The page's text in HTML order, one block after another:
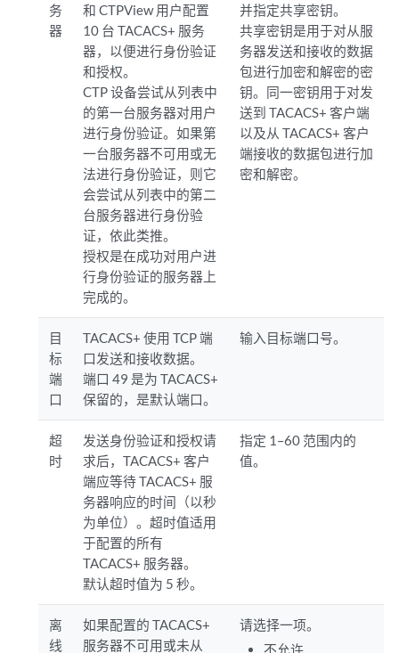
务
器
和 CTPView 用户配置
10 台 TACACS+ 服务
器，以便进行身份验证
和授权。
CTP 设备尝试从列表中
的第一台服务器对用户
进行身份验证。如果第
一台服务器不可用或无
法进行身份验证，则它
会尝试从列表中的第二
台服务器进行身份验
证，依此类推。
授权是在成功对用户进
行身份验证的服务器上
完成的。
并指定共享密钥。
共享密钥是用于对从服
务器发送和接收的数据
包进行加密和解密的密
钥。同一密钥用于对发
送到 TACACS+ 客户端
以及从 TACACS+ 客户
端接收的数据包进行加
密和解密。
目
标
端
口
TACACS+ 使用 TCP 端
口发送和接收数据。
端口 49 是为 TACACS+
保留的，是默认端口。
输入目标端口号。
超
时
发送身份验证和授权请
求后，TACACS+ 客户
端应等待 TACACS+ 服
务器响应的时间（以秒
为单位）。超时值适用
于配置的所有
TACACS+ 服务器。
默认超时值为 5 秒。
指定 1–60 范围内的
值。
离
线
如果配置的 TACACS+
服务器不可用或未从
请选择一项。
不允许